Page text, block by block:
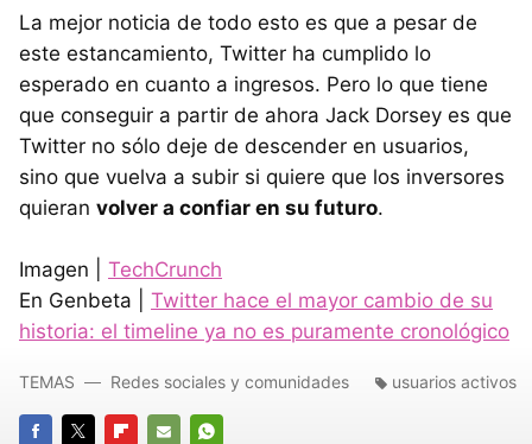
La mejor noticia de todo esto es que a pesar de
este estancamiento, Twitter ha cumplido lo
esperado en cuanto a ingresos. Pero lo que tiene
que conseguir a partir de ahora Jack Dorsey es que
Twitter no sólo deje de descender en usuarios,
sino que vuelva a subir si quiere que los inversores
quieran volver a confiar en su futuro.
Imagen | TechCrunch
En Genbeta | Twitter hace el mayor cambio de su
historia: el timeline ya no es puramente cronológico
TEMAS Redes sociales y comunidades usuarios activos